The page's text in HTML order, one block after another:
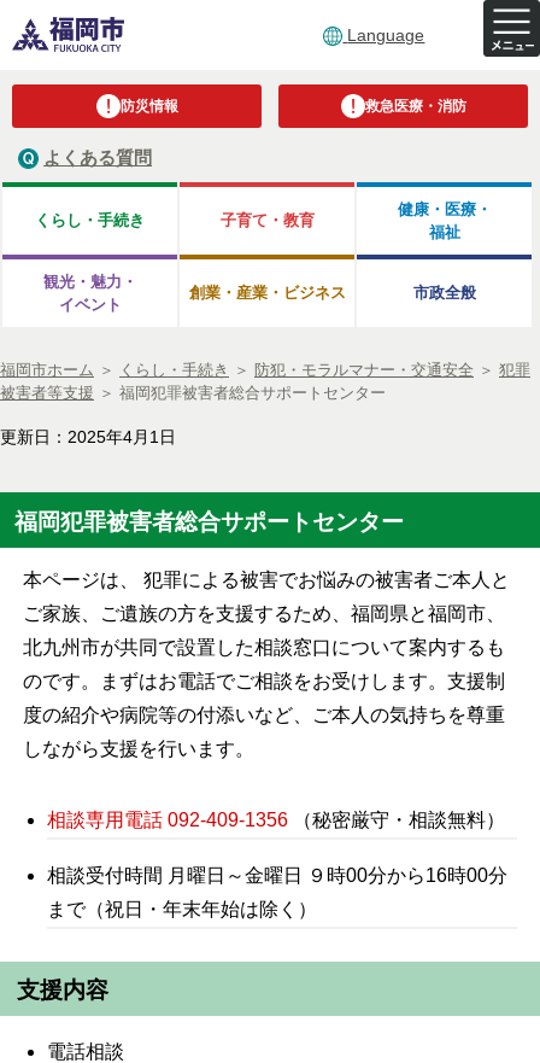
Language
防災情報 救急医療・消防
よくある質問
くらし・手続き 子育て・教育
健康・医療・
福祉
観光・魅力・
イベント
創業・産業・ビジネス 市政全般
福岡市ホーム ＞ くらし・手続き ＞ 防犯・モラルマナー・交通安全 ＞ 犯罪
被害者等支援 ＞ 福岡犯罪被害者総合サポートセンター
更新日：2025年4月1日
福岡犯罪被害者総合サポートセンター
本ページは、 犯罪による被害でお悩みの被害者ご本人と
ご家族、ご遺族の方を支援するため、福岡県と福岡市、
北九州市が共同で設置した相談窓口について案内するも
のです。まずはお電話でご相談をお受けします。支援制
度の紹介や病院等の付添いなど、ご本人の気持ちを尊重
しながら支援を行います。
相談専用電話 092-409-1356 （秘密厳守・相談無料）
相談受付時間 月曜日～金曜日 ９時00分から16時00分
まで（祝日・年末年始は除く）
支援内容
電話相談